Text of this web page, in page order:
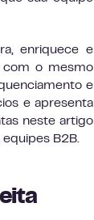
enriquece e
com o mesmo
e
e apresenta
neste artigo
B2B.